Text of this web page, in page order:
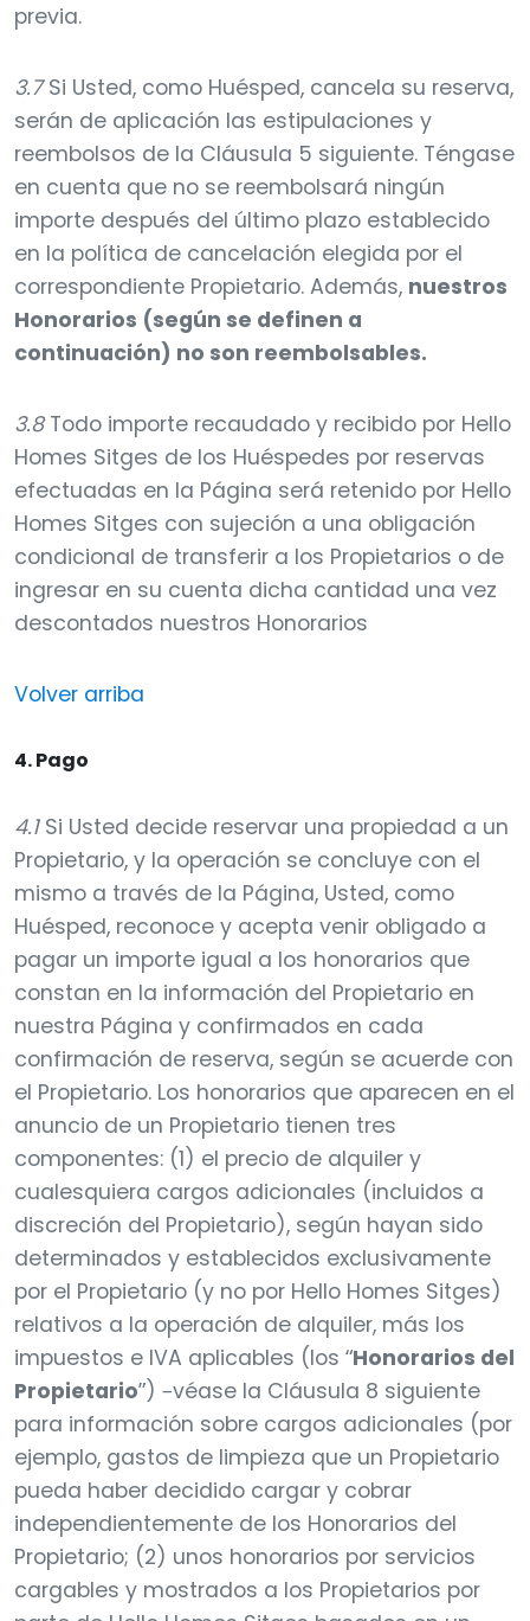
previa.
3.7Si Usted, como Huésped, cancela su reserva,
serán de aplicación las estipulaciones y
reembolsos de la Cláusula 5 siguiente. Téngase
en cuenta que no se reembolsará ningún
importe después del último plazo establecido
en la política de cancelación elegida por el
correspondiente Propietario. Además, nuestros
Honorarios (según se definen a
continuación) no son reembolsables.
3.8Todo importe recaudado y recibido por Hello
Homes Sitges de los Huéspedes por reservas
efectuadas en la Página será retenido por Hello
Homes Sitges con sujeción a una obligación
condicional de transferir a los Propietarios o de
ingresar en su cuenta dicha cantidad una vez
descontados nuestros Honorarios
Volver arriba
4. Pago
4.1Si Usted decide reservar una propiedad a un
Propietario, y la operación se concluye con el
mismo a través de la Página, Usted, como
Huésped, reconoce y acepta venir obligado a
pagar un importe igual a los honorarios que
constan en la información del Propietario en
nuestra Página y confirmados en cada
confirmación de reserva, según se acuerde con
el Propietario. Los honorarios que aparecen en el
anuncio de un Propietario tienen tres
componentes: (1) el precio de alquiler y
cualesquiera cargos adicionales (incluidos a
discreción del Propietario), según hayan sido
determinados y establecidos exclusivamente
por el Propietario (y no por Hello Homes Sitges)
relativos a la operación de alquiler, más los
impuestos e IVA aplicables (los “Honorarios del
Propietario”) –véase la Cláusula 8 siguiente
para información sobre cargos adicionales (por
ejemplo, gastos de limpieza que un Propietario
pueda haber decidido cargar y cobrar
independientemente de los Honorarios del
Propietario; (2) unos honorarios por servicios
cargables y mostrados a los Propietarios por